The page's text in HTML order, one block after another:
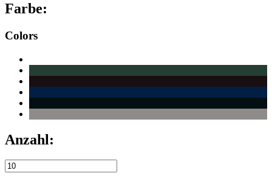
Farbe:
Colors
Anzahl: